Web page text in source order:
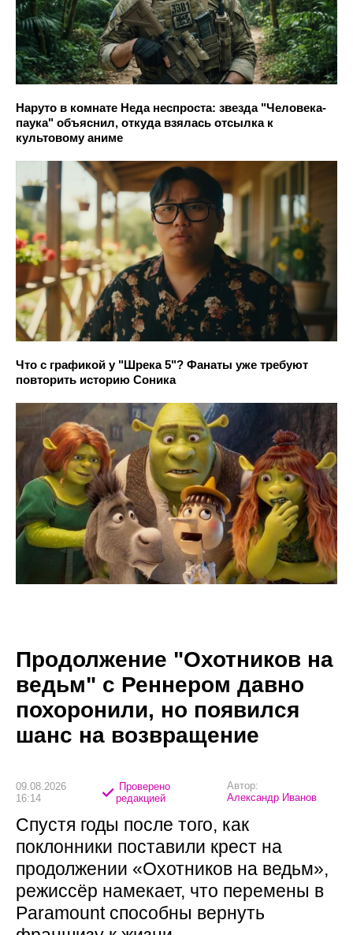
Наруто в комнате Неда неспроста: звезда "Человека-
паука" объяснил, откуда взялась отсылка к
культовому аниме
Что с графикой у "Шрека 5"? Фанаты уже требуют
повторить историю Соника
Продолжение "Охотников на
ведьм" с Реннером давно
похоронили, но появился
шанс на возвращение
09.08.2026
16:14
Проверено
редакцией
Автор:
Александр Иванов
Спустя годы после того, как
поклонники поставили крест на
продолжении «Охотников на ведьм»,
режиссёр намекает, что перемены в
Paramount способны вернуть